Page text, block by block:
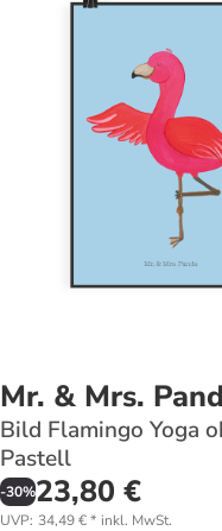
Mr. & Mrs.
Bild Flamingo Yoga
Pastell
-30%23,80 €
UVP: 34,49 €* inkl. MwSt.